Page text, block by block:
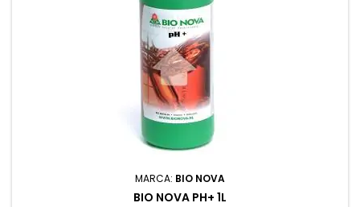
MARCA: BIO NOVA
BIO NOVA PH+ 1L